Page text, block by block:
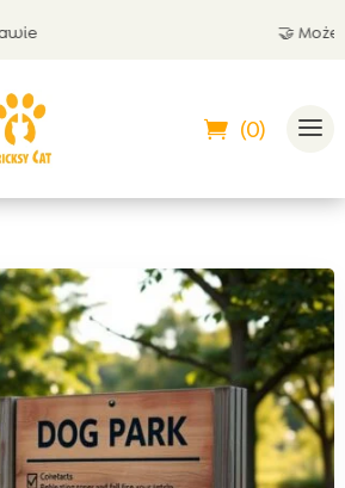
🤝 Możesz
(0)